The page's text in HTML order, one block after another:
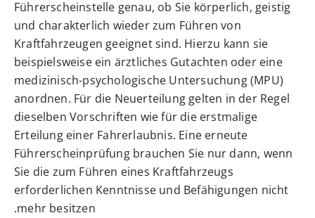
Führerscheinstelle genau, ob Sie körperlich, geistig
und charakterlich wieder zum Führen von
Kraftfahrzeugen geeignet sind. Hierzu kann sie
beispielsweise ein ärztliches Gutachten oder eine
medizinisch-psychologische Untersuchung (MPU)
anordnen. Für die Neuerteilung gelten in der Regel
dieselben Vorschriften wie für die erstmalige
Erteilung einer Fahrerlaubnis. Eine erneute
Führerscheinprüfung brauchen Sie nur dann, wenn
Sie die zum Führen eines Kraftfahrzeugs
erforderlichen Kenntnisse und Befähigungen nicht
mehr besitzen.